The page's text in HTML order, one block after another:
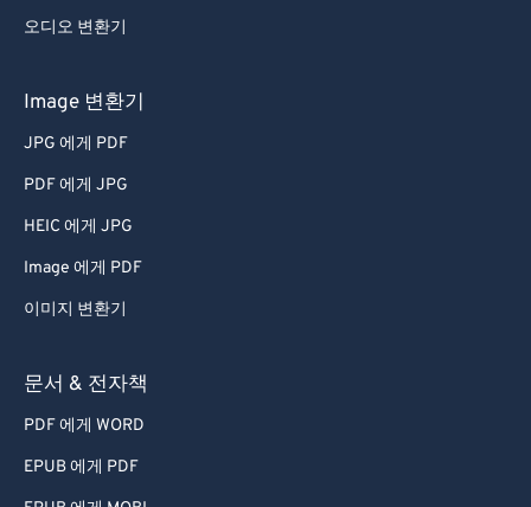
오디오 변환기
Image 변환기
JPG 에게 PDF
PDF 에게 JPG
HEIC 에게 JPG
Image 에게 PDF
이미지 변환기
문서 & 전자책
PDF 에게 WORD
EPUB 에게 PDF